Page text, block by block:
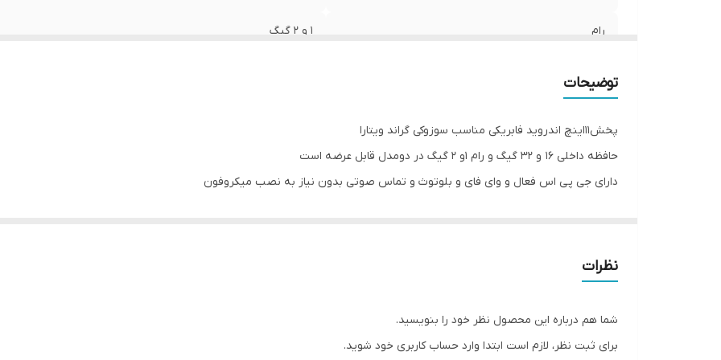
رام 1 و 2 گیگ
توضیحات
پخش11اینچ اندروید فابریکی مناسب سوزوکی گراند ویتارا
حافظه داخلی 16 و 32 گیگ و رام 1و 2 گیگ در دومدل قابل عرضه است
دارای جی پی اس فعال و وای فای و بلوتوث و تماس صوتی بدون نیاز به نصب میکروفون
قابلیت نصب دوربین دنده عقب و دوربین جلو و 360 درجه
قابلیت آپشن میرولینک دارد (انتقال تصویر گوشی بروی مانیتور در نسخه ۳۲ گیگابایتی)
نظرات
شما هم درباره این محصول نظر خود را بنویسید.
برای ثبت نظر، لازم است ابتدا وارد حساب کاربری خود شوید.